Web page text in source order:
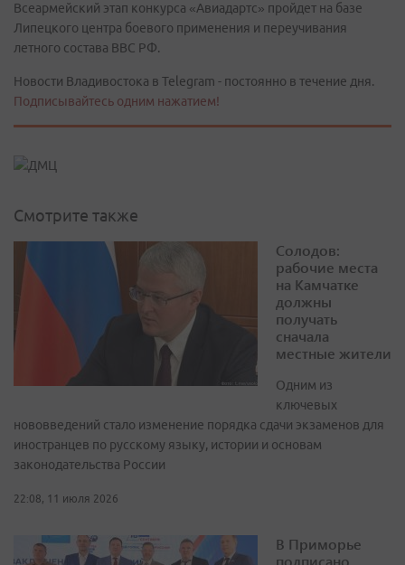
Всеармейский этап конкурса «Авиадартс» пройдет на базе
Липецкого центра боевого применения и переучивания
летного состава ВВС РФ.
Новости Владивостока в Telegram - постоянно в течение дня.
Подписывайтесь одним нажатием!
Смотрите также
Солодов:
рабочие места
на Камчатке
должны
получать
сначала
местные жители
Одним из
ключевых
нововведений стало изменение порядка сдачи экзаменов для
иностранцев по русскому языку, истории и основам
законодательства России
22:08, 11 июля 2026
В Приморье